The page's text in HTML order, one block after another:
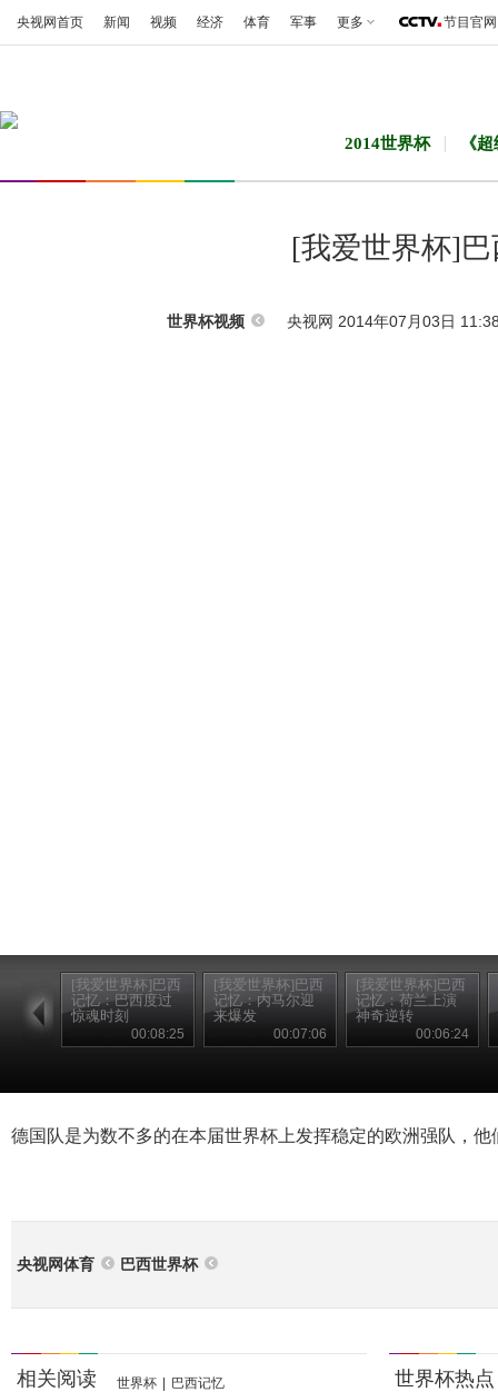
央视网首页 新闻 视频 经济 体育 军事 更多 节目官网
2014世界杯 《
[我爱世界杯]
世界杯视频 央视网 2014年07月03日
[我爱世界杯]巴西
记忆：巴西度过
惊魂时刻
00:08:25
[我爱世界杯]巴西
记忆：内马尔迎
来爆发
00:07:06
[我爱世界杯]巴西
记忆：荷兰上演
神奇逆转
00:06:24
德国队是为数不多的在本届世界杯上发挥稳定的欧洲强队，
央视网体育 巴西世界杯
相关阅读 世界杯 巴西记忆 世界杯热点